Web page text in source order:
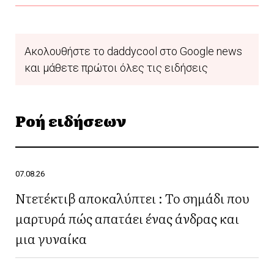
Ακολουθήστε το daddycool στο Google news
και μάθετε πρώτοι όλες τις ειδήσεις
Ροή ειδήσεων
07.08.26
Ντετέκτιβ αποκαλύπτει : Το σημάδι που
μαρτυρά πώς απατάει ένας άνδρας και
μια γυναίκα